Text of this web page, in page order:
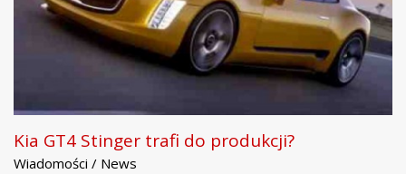
Kia GT4 Stinger trafi do produkcji?
Wiadomości / News